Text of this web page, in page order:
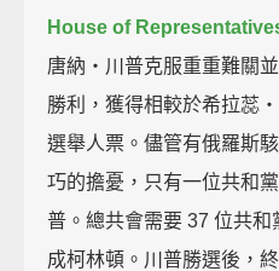
House of
唐納‧川普克服重重難關
勝利，獲得相較於希拉蕊
選舉人票。儘管有俄羅斯
巧的擔憂，只有一位共和
普。總共會需要 37 位共
成柯林頓。川普勝選後，